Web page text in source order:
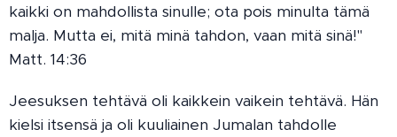
kaikki on mahdollista sinulle; ota pois minulta tämä
malja. Mutta ei, mitä minä tahdon, vaan mitä sinä!"
Matt. 14:36
Jeesuksen tehtävä oli kaikkein vaikein tehtävä. Hän
kielsi itsensä ja oli kuuliainen Jumalan tahdolle